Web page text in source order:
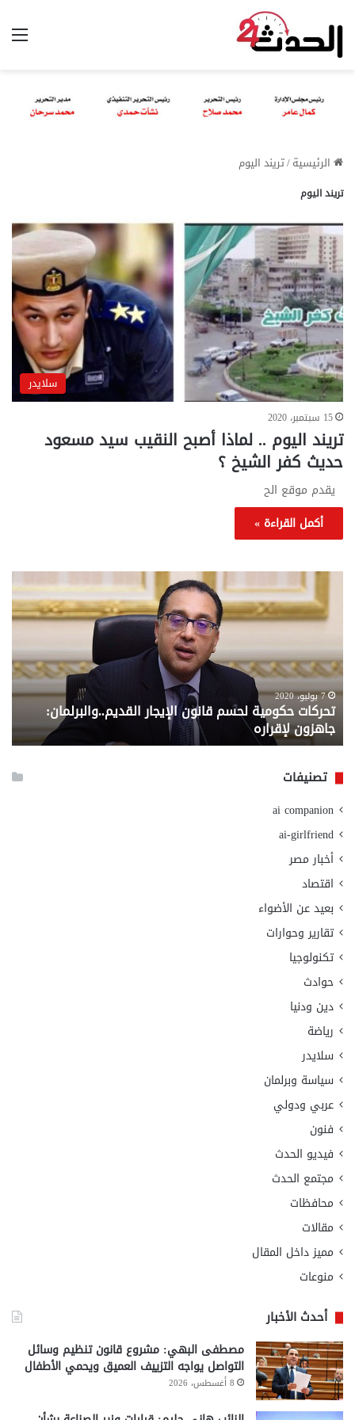
الرئيسية/تريند اليوم
تريند اليوم
سلايدر
15 سبتمبر، 2020
تريند اليوم .. لماذا أصبح النقيب سيد مسعود
حديث كفر الشيخ ؟
يقدم موقع الح
أكمل القراءة »
تحركات
حكومية
لحسم
قانون
القديم..والبرلمان:
جاهزون
لإقراره
7 يوليو، 2020
تحركات حكومية لحسم قانون الإيجار القديم..والبرلمان:
جاهزون لإقراره
..
من
تصنيفات
ai companion
ai-girlfriend
أخبار مصر
اقتصاد
بعيد عن الأضواء
تقارير وحوارات
تكنولوجيا
حوادث
دين ودنيا
رياضة
سلايدر
سياسة وبرلمان
عربي ودولي
فنون
فيديو الحدث
مجتمع الحدث
محافظات
مقالات
مميز داخل المقال
منوعات
أحدث الأخبار
مصطفى البهي: مشروع قانون تنظيم وسائل
التواصل يواجه التزييف العميق ويحمي الأطفال
8 أغسطس، 2026